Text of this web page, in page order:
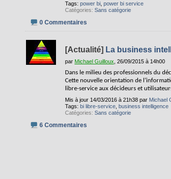
Tags: power bi power bi service
Catégories Sans catégorie
0 Commentaires
[Actualité] La business
par Michael Guilloux , 26/09/2015 à 14h00
Dans le milieu des professionnels du
Cette nouvelle orientation de
libre-service aux décideurs et
Mis à jour 14/03/2016 à 21h38 par Michael
Tags: bi libre-service business intelligence
Catégories Sans catégorie
6 Commentaires